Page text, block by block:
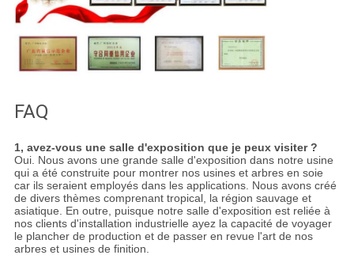
FAQ
1, avez-vous une salle d'exposition que je peux visiter ?
Oui. Nous avons une grande salle d'exposition dans notre usine
qui a été construite pour montrer nos usines et arbres en soie
car ils seraient employés dans les applications. Nous avons créé
de divers thèmes comprenant tropical, la région sauvage et
asiatique. En outre, puisque notre salle d'exposition est reliée à
nos clients d'installation industrielle ayez la capacité de voyager
le plancher de production et de passer en revue l'art de nos
arbres et usines de finition.